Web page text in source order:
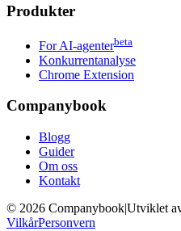
Produkter
For AI-agenterbeta
Konkurrentanalyse
Chrome Extension
Companybook
Blogg
Guider
Om oss
Kontakt
© 2026 Companybook|Utviklet
VilkårPersonvern